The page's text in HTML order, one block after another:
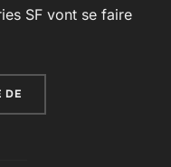
SF vont se faire
DE